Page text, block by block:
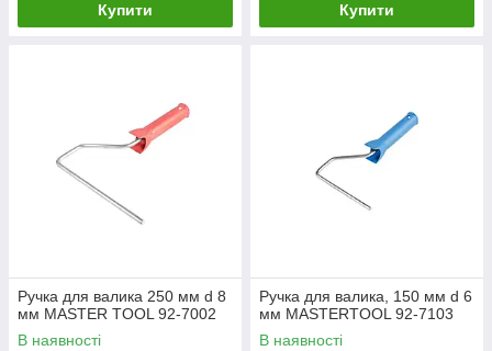
Купити Купити
Ручка для валика 250 мм d 8
мм MASTER TOOL 92-7002
В наявності
Ручка для валика, 150 мм d 6
мм MASTERTOOL 92-7103
В наявності